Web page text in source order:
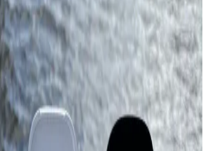
Bluetooth Ses Amplifikatörü
Yöntemleri
Bluetooth ses amplifikatöründe
ısı yönetimi kritik rol oynar. Modüler
uygunken özel PCB ve metal kasa
Hoparlörler: Güncel Özellikler
2026